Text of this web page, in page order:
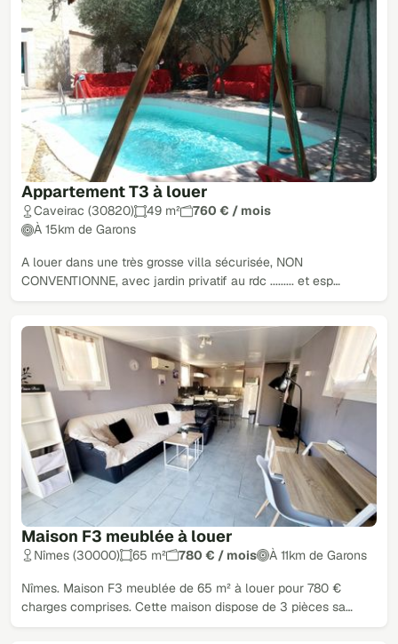
Appartement T3 à louer
Caveirac (30820) 49 m²
760 € / mois
À 15km de Garons
A louer dans une très grosse villa sécurisée, NON
CONVENTIONNE, avec jardin privatif au rdc ......... et esp…
Maison F3 meublée à louer
Nîmes (30000) 65 m² 780 € / mois À 11km de Garons
Nîmes. Maison F3 meublée de 65 m² à louer pour 780 €
charges comprises. Cette maison dispose de 3 pièces sa…